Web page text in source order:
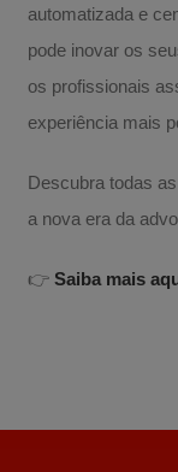
automatizada e
pode inovar os
os profissionais
experiência mais
Descubra todas
a nova era da
👉Saiba mais